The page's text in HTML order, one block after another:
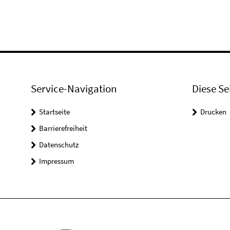
Service-Navigation
Startseite
Barrierefreiheit
Datenschutz
Impressum
Diese
Drucken